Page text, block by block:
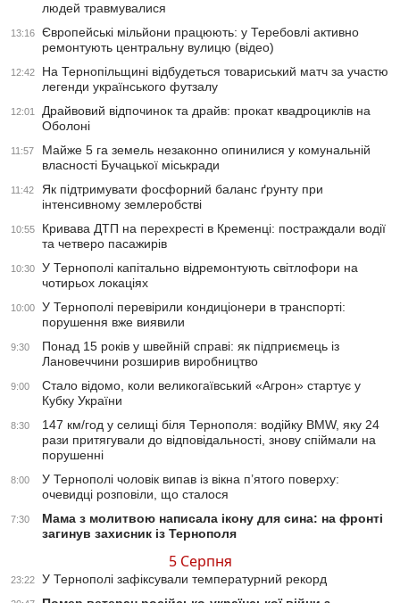
людей травмувалися
13:16
Європейські мільйони працюють: у Теребовлі активно
ремонтують центральну вулицю (відео)
12:42
На Тернопільщині відбудеться товариський матч за участю
легенди українського футзалу
12:01
Драйвовий відпочинок та драйв: прокат квадроциклів на
Оболоні
11:57
Майже 5 га земель незаконно опинилися у комунальній
власності Бучацької міськради
11:42
Як підтримувати фосфорний баланс ґрунту при
інтенсивному землеробстві
10:55
Кривава ДТП на перехресті в Кременці: постраждали водії
та четверо пасажирів
10:30
У Тернополі капітально відремонтують світлофори на
чотирьох локаціях
10:00
У Тернополі перевірили кондиціонери в транспорті:
порушення вже виявили
9:30
Понад 15 років у швейній справі: як підприємець із
Лановеччини розширив виробництво
9:00
Стало відомо, коли великогаївський «Агрон» стартує у
Кубку України
8:30
147 км/год у селищі біля Тернополя: водійку BMW, яку 24
рази притягували до відповідальності, знову спіймали на
порушенні
8:00
У Тернополі чоловік випав із вікна п’ятого поверху:
очевидці розповіли, що сталося
7:30
Мама з молитвою написала ікону для сина: на фронті
загинув захисник із Тернополя
5 Серпня
23:22 У Тернополі зафіксували температурний рекорд